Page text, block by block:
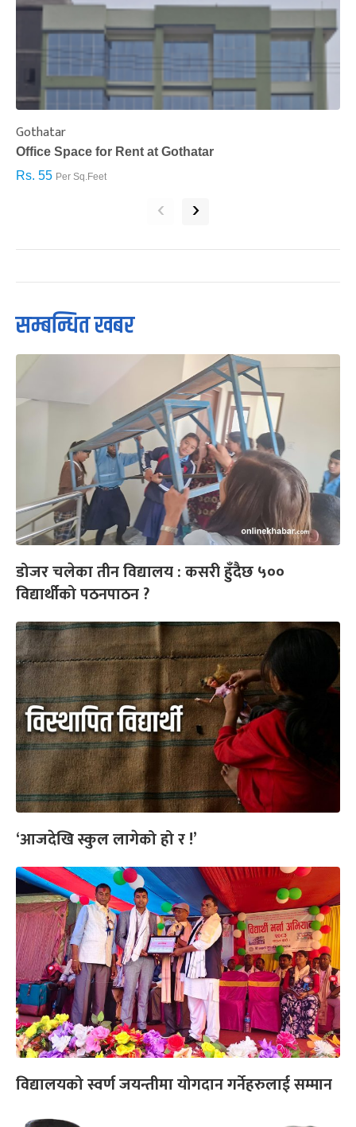
Gothatar
Office Space for Rent at Gothatar
Rs. 55 Per Sq.Feet
‹ ›
सम्बन्धित खबर
डोजर चलेका तीन विद्यालय : कसरी हुँदैछ ५००
विद्यार्थीको पठनपाठन ?
‘आजदेखि स्कुल लागेको हो र !’
विद्यालयको स्वर्ण जयन्तीमा योगदान गर्नेहरुलाई सम्मान